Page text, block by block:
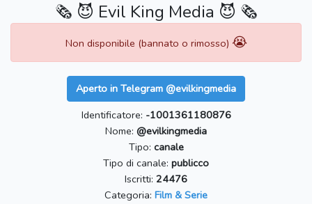
🗞 😈 Evil King Media 😈 🗞
Non disponibile (bannato o rimosso) 😭
Aperto in Telegram @evilkingmedia
Identificatore: -1001361180876
Nome: @evilkingmedia
Tipo: canale
Tipo di canale: publicco
Iscritti: 24476
Categoria: Film & Serie